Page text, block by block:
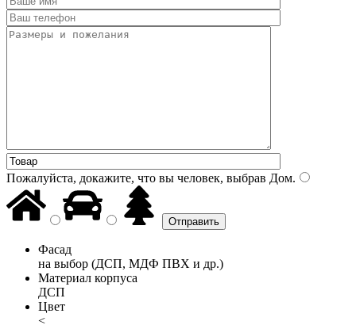
Пожалуйста, докажите, что вы человек, выбрав Дом.
Фасад
на выбор (ДСП, МДФ ПВХ и др.)
Материал корпуса
ДСП
Цвет
<